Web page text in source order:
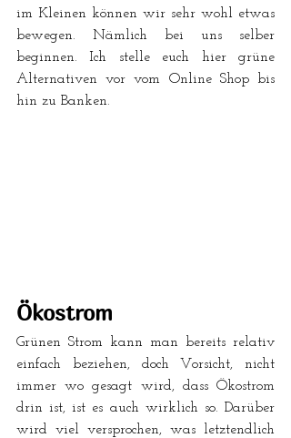
im Kleinen können wir sehr wohl etwas
bewegen. Nämlich bei uns selber
beginnen. Ich stelle euch hier grüne
Alternativen vor vom Online Shop bis
hin zu Banken.
Ökostrom
Grünen Strom kann man bereits relativ
einfach beziehen, doch Vorsicht, nicht
immer wo gesagt wird, dass Ökostrom
drin ist, ist es auch wirklich so. Darüber
wird viel versprochen, was letztendlich